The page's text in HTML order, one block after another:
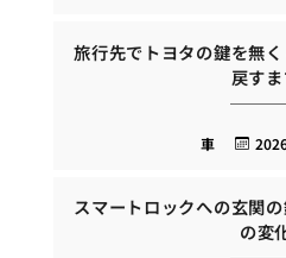
旅行先でトヨタの鍵を無
戻す
車
スマートロックへの玄関
の変